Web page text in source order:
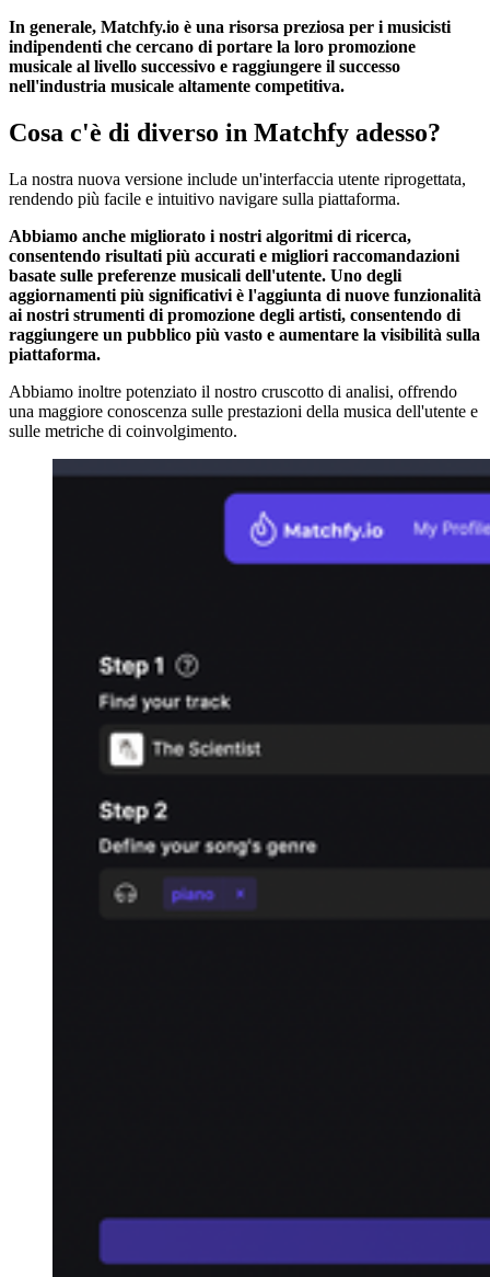
In generale, Matchfy.io è una risorsa preziosa per i musicisti
indipendenti che cercano di portare la loro promozione
musicale al livello successivo e raggiungere il successo
nell'industria musicale altamente competitiva.
Cosa c'è di diverso in Matchfy adesso?
La nostra nuova versione include un'interfaccia utente riprogettata,
rendendo più facile e intuitivo navigare sulla piattaforma.
Abbiamo anche migliorato i nostri algoritmi di ricerca,
consentendo risultati più accurati e migliori raccomandazioni
basate sulle preferenze musicali dell'utente. Uno degli
aggiornamenti più significativi è l'aggiunta di nuove funzionalità
ai nostri strumenti di promozione degli artisti, consentendo di
raggiungere un pubblico più vasto e aumentare la visibilità sulla
piattaforma.
Abbiamo inoltre potenziato il nostro cruscotto di analisi, offrendo
una maggiore conoscenza sulle prestazioni della musica dell'utente e
sulle metriche di coinvolgimento.